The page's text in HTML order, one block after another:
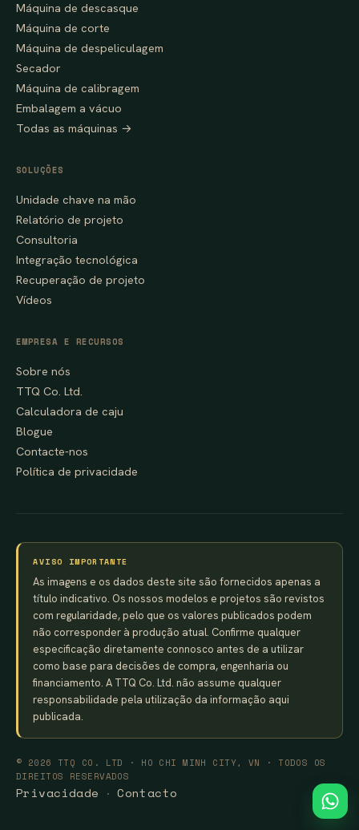
Máquina de descasque
Máquina de corte
Máquina de despeliculagem
Secador
Máquina de calibragem
Embalagem a vácuo
Todas as máquinas →
SOLUÇÕES
Unidade chave na mão
Relatório de projeto
Consultoria
Integração tecnológica
Recuperação de projeto
Vídeos
EMPRESA E RECURSOS
Sobre nós
TTQ Co. Ltd.
Calculadora de caju
Blogue
Contacte-nos
Política de privacidade
AVISO IMPORTANTE
As imagens e os dados deste site são fornecidos apenas a
título indicativo. Os nossos modelos e projetos são revistos
com regularidade, pelo que os valores publicados podem
não corresponder à produção atual. Confirme qualquer
especificação diretamente connosco antes de a utilizar
como base para decisões de compra, engenharia ou
financiamento. A TTQ Co. Ltd. não assume qualquer
responsabilidade pela utilização da informação aqui
publicada.
© 2026 TTQ CO. LTD · HO CHI MINH CITY, VN · TODOS OS
DIREITOS RESERVADOS
Privacidade ·Contacto